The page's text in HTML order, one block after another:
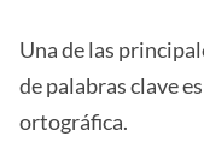
Una de las
de palabras clave
ortográfica.